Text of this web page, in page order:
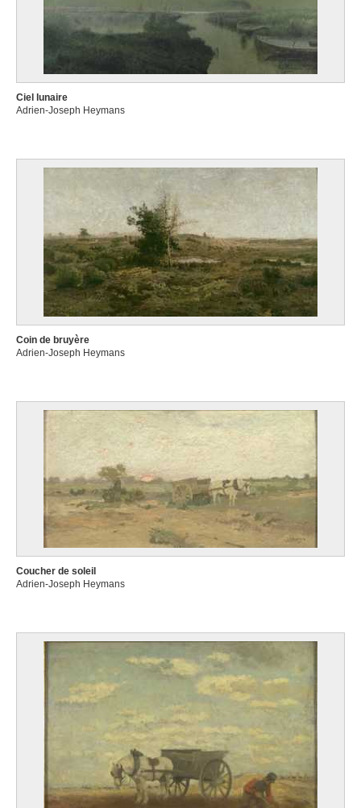
Ciel lunaire
Adrien-Joseph Heymans
Coin de bruyère
Adrien-Joseph Heymans
Coucher de soleil
Adrien-Joseph Heymans